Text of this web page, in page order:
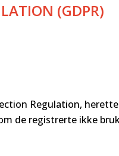
(GDPR)
Regulation,
de registrerte ikke